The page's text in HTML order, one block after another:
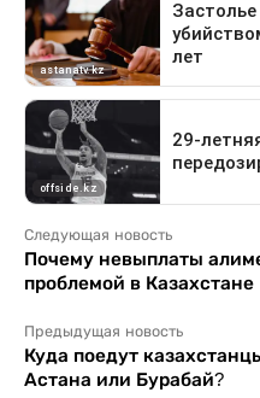
Следующая новость
Почему невыплаты
проблемой в Казахстане
Предыдущая новость
Куда поедут
Астана или Бурабай?